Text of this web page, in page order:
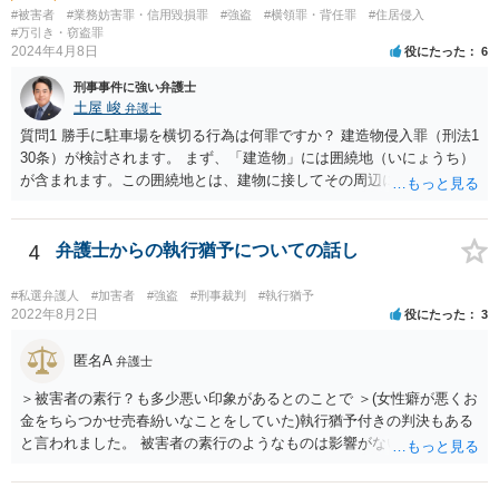
#被害者 #業務妨害罪・信用毀損罪 #強盗 #横領罪・背任罪
#住居侵入
#万引き・窃盗罪
2024年4月8日 役にたった 6
刑事事件に強い弁護士
土屋 峻 弁護士
質問1 勝手に駐車場を横切る行為は何罪ですか？ 建造物侵入罪（刑法1
30条）が検討されます。 まず、「建造物」には囲繞地（いにょうち）
が含まれます。この囲繞地とは、建物に接してその周辺に存在する付
として建物利用のために供されるものであることが明示されているも
のをいいます（最判昭和51年3月4日）。 本件では、駐車場がどのよう
ば、建物に接してその周辺に存在する付属地であり、管理者が門塀な
どを設置することにより、建物の附属地として建物利用のために供さ
す。 そうすると、駐車場は「建造物」にあたらず、建造物侵入罪は成
事案において、自動車のドアの鍵穴にドライバーを差し込んで開けよ
うとした段階で窃盗未遂罪（刑法243条、235条）の成立を肯定したも
のがあります（東京地判平成2年11月15日）。 本件の物色行為がどの
4 弁護士からの執行猶予についての話し
#私選弁護人 #加害者 #強盗 #刑事裁判 #執行猶予
2022年8月2日 役にたった 3
匿名A 弁護士
＞被害者の素行？も多少悪い印象があるとのことで ＞(女性癖が悪くお
金をちらつかせ売春紛いなことをしていた)執行猶予付きの判決もある
と言われました。 被害者の素行のようなものは影響がないかと思いま
はあるのではないでしょうか。